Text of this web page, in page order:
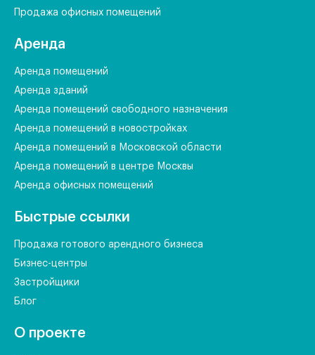
Продажа офисных помещений
Аренда
Аренда помещений
Аренда зданий
Аренда помещений свободного назначения
Аренда помещений в новостройках
Аренда помещений в Московской области
Аренда помещений в центре Москвы
Аренда офисных помещений
Быстрые ссылки
Продажа готового арендного бизнеса
Бизнес-центры
Застройщики
Блог
О проекте